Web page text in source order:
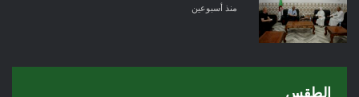
منذ أسبوعين
الطقس